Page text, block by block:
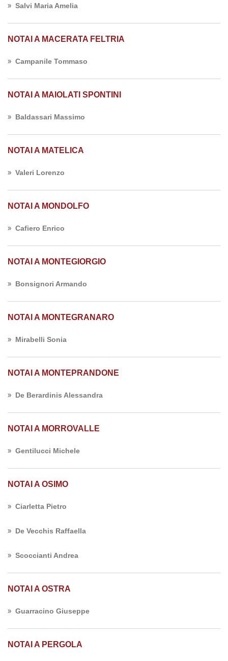
Salvi Maria Amelia
NOTAI A MACERATA FELTRIA
Campanile Tommaso
NOTAI A MAIOLATI SPONTINI
Baldassari Massimo
NOTAI A MATELICA
Valeri Lorenzo
NOTAI A MONDOLFO
Cafiero Enrico
NOTAI A MONTEGIORGIO
Bonsignori Armando
NOTAI A MONTEGRANARO
Mirabelli Sonia
NOTAI A MONTEPRANDONE
De Berardinis Alessandra
NOTAI A MORROVALLE
Gentilucci Michele
NOTAI A OSIMO
Ciarletta Pietro
De Vecchis Raffaella
Scoccianti Andrea
NOTAI A OSTRA
Guarracino Giuseppe
NOTAI A PERGOLA